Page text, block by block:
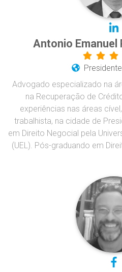
Antonio Emanuel
Advogado especializado na
na Recuperação de
experiências nas áreas
trabalhista, na cidade de
em Direito Negocial pela
(UEL). Pós-graduando em